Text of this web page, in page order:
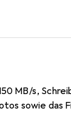
MB/s,
sowie das